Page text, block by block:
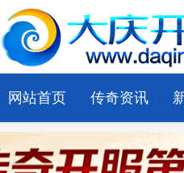
网站首页 传奇资讯